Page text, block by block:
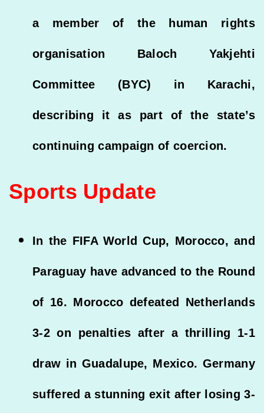
a member of the human rights
organisation Baloch Yakjehti
Committee (BYC) in Karachi,
describing it as part of the state’s
continuing campaign of coercion.
Sports Update
In the FIFA World Cup, Morocco, and
Paraguay have advanced to the Round
of 16. Morocco defeated Netherlands
3-2 on penalties after a thrilling 1-1
draw in Guadalupe, Mexico. Germany
suffered a stunning exit after losing 3-